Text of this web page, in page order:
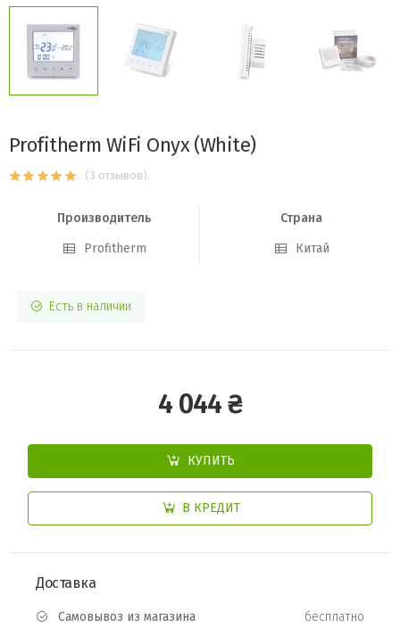
Profitherm WiFi Onyx (White)
(3 отзывов)
Производитель
Profitherm
Страна
Китай
Есть в наличии
4 044 ₴
КУПИТЬ
В КРЕДИТ
Доставка
Самовывоз из магазина
бесплатно